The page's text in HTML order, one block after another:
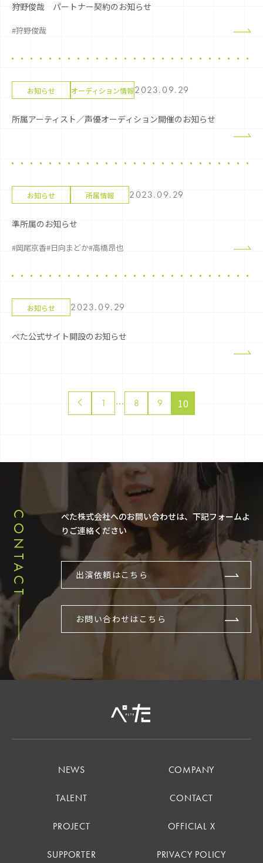
狩野俊哉 パートナー契約のお知らせ
#狩野俊哉
お知らせ オーディション情報2023.09.29
所属アーティスト／声優オーディション開催のお知らせ
お知らせ 所属情報 2023.09.29
準所属のお知らせ
#岡尾京香#日向まどか#高橋昂也
お知らせ 2023.09.29
ぺた公式サイト開設のお知らせ
1 … 8 9 10
CONTACT
ぺた株式会社へのお問い合わせは、下記フォームよ
りご連絡ください
出演依頼はこちら
お問い合わせはこちら
NEWS
TALENT
PROJECT
SUPPORTER
COMPANY
CONTACT
OFFICIAL X
PRIVACY POLICY